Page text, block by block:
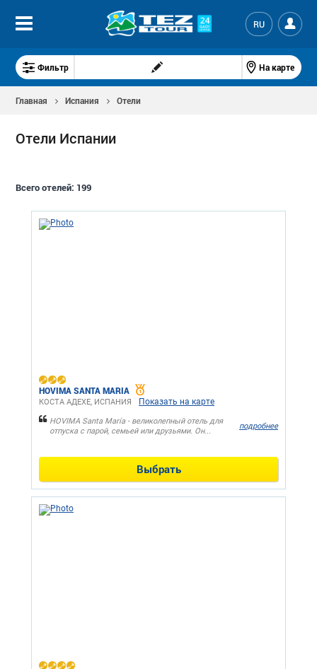
RU
Фильтр На карте
Главная Испания Отели
Отели Испании
Всего отелей: 199
HOVIMA SANTA MARIA
КОСТА АДЕХЕ, ИСПАНИЯ Показать на карте
HOVIMA Santa María - великолепный отель для
отпуска с парой, семьей или друзьями. Он...
подробнее
Выбрать